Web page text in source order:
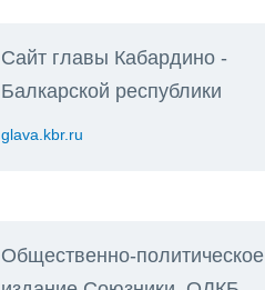
Сайт главы Кабардино -
Балкарской республики
glava.kbr.ru
Общественно-политическое